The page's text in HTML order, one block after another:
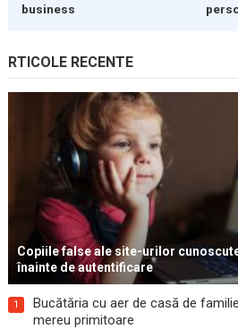
business
RTICOLE RECENTE
Copiile false ale site-urilor
înainte de autentificare
1
Bucătăria cu aer de casă de
mereu primitoare